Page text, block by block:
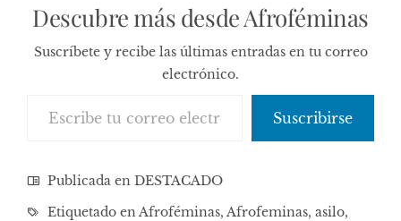
Descubre más desde Afroféminas
Suscríbete y recibe las últimas entradas en tu correo
electrónico.
Suscribirse
Publicada en DESTACADO
Etiquetado enAfroféminas, Afrofeminas, asilo,